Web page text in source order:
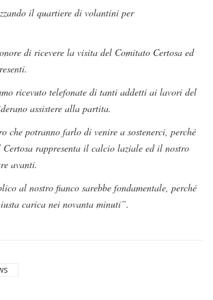
il quartiere di volantini per
di ricevere la visita del Comitato Certosa ed
ricevuto telefonate di tanti addetti ai lavori del
assistere alla partita.
che potranno farlo di venire a sostenerci, perché
Certosa rappresenta il calcio laziale ed il nostro
avanti.
al nostro fianco sarebbe fondamentale, perché
carica nei novanta minuti”.